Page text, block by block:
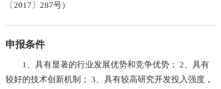
〔2017〕287号）
申报条件
1、具有显著的行业发展优势和竞争优势； 2、具有
较好的技术创新机制； 3、具有较高研究开发投入强度，